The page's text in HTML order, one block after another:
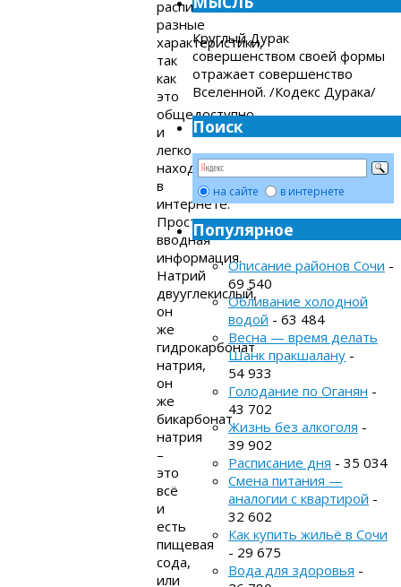
расписывать
разные
характеристики,
так
как
это
общедоступно
и
легко
находится
в
интернете.
Просто
вводная
информация.
Натрий
двууглекислый,
он
же
гидрокарбонат
натрия,
он
же
бикарбонат
натрия
–
это
всё
и
есть
пищевая
сода,
или
Круглый Дурак
совершенством своей формы
отражает совершенство
Вселенной. /Кодекс Дурака/
Поиск
на сайте в интернете
Популярное
Описание районов Сочи -
69 540
Обливание холодной
водой - 63 484
Весна — время делать
Шанк пракшалану -
54 933
Голодание по Оганян -
43 702
Жизнь без алкоголя -
39 902
Расписание дня - 35 034
Смена питания —
аналогии с квартирой -
32 602
Как купить жильё в Сочи
- 29 675
Вода для здоровья -